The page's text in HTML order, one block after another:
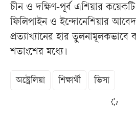
চীন ও দক্ষিণ-পূর্ব এশিয়ার
ফিলিপাইন ও ইন্দোনেশিয়ার
প্রত্যাখ্যানের হার
শতাংশের মধ্যে।
অস্ট্রেলিয়া শিক্ষার্থী ভিসা